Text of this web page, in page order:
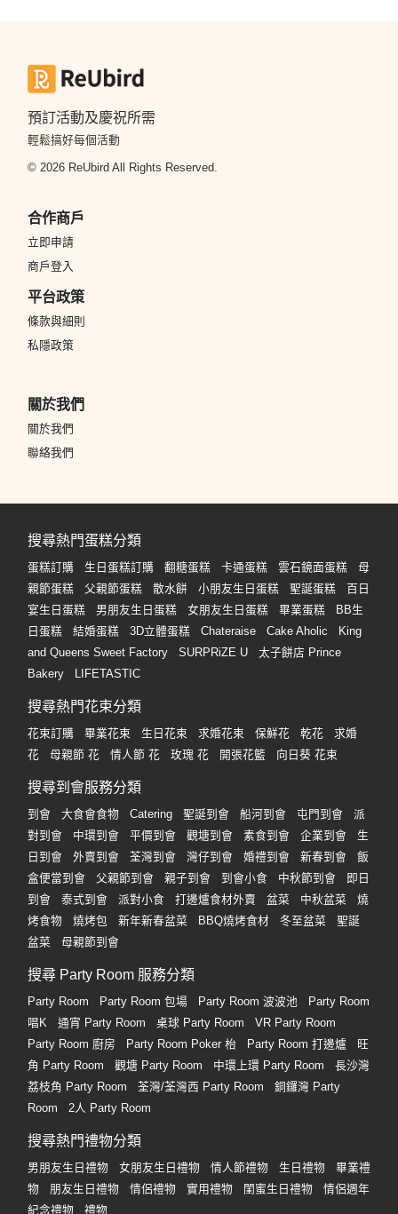
預訂活動及慶祝所需
輕鬆搞好每個活動
© 2026 ReUbird All Rights Reserved.
合作商戶
立即申請
商戶登入
平台政策
條款與細則
私隱政策
關於我們
關於我們
聯絡我們
搜尋熱門蛋糕分類
蛋糕訂購 生日蛋糕訂購 翻糖蛋糕 卡通蛋糕 雲石鏡面蛋糕
母
親節蛋糕
父親節蛋糕 散水餅 小朋友生日蛋糕 聖誕蛋糕
百日
宴生日蛋糕
男朋友生日蛋糕 女朋友生日蛋糕 畢業蛋糕
BB生
日蛋糕
結婚蛋糕 3D立體蛋糕 Chateraise Cake Aholic
King
and Queens Sweet Factory
SURPRiZE U
太子餅店 Prince
Bakery
LIFETASTIC
搜尋熱門花束分類
花束訂購 畢業花束 生日花束 求婚花束 保鮮花 乾花
求婚
花
母親節 花 情人節 花 玫瑰 花 開張花籃 向日葵 花束
搜尋到會服務分類
到會 大食會食物 Catering 聖誕到會 船河到會 屯門到會
派
對到會
中環到會 平價到會 觀塘到會 素食到會 企業到會
生
日到會
外賣到會 荃灣到會 灣仔到會 婚禮到會 新春到會
飯
盒便當到會
父親節到會 親子到會 到會小食 中秋節到會
即日
到會
泰式到會 派對小食 打邊爐食材外賣 盆菜 中秋盆菜
燒
烤食物
燒烤包 新年新春盆菜 BBQ燒烤食材 冬至盆菜
聖誕
盆菜
母親節到會
搜尋 Party Room 服務分類
Party Room Party Room 包場 Party Room 波波池
Party Room
唱K
通宵 Party Room 桌球 Party Room
VR Party Room
Party Room 廚房
Party Room Poker 枱 Party Room 打邊爐
旺
角 Party Room
觀塘 Party Room 中環上環 Party Room
長沙灣
荔枝角 Party Room
荃灣/荃灣西 Party Room
銅鑼灣 Party
Room
2人 Party Room
搜尋熱門禮物分類
男朋友生日禮物 女朋友生日禮物 情人節禮物 生日禮物
畢業禮
物
朋友生日禮物 情侶禮物 實用禮物 閨蜜生日禮物
情侶週年
紀念禮物
禮物